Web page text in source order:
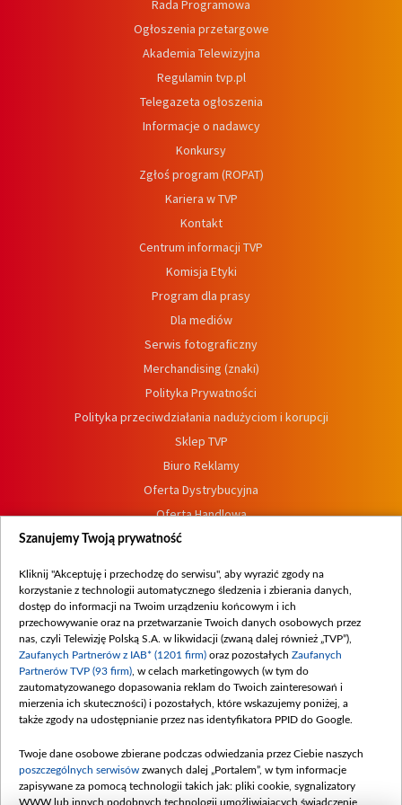
Rada Programowa
Ogłoszenia przetargowe
Akademia Telewizyjna
Regulamin tvp.pl
Telegazeta ogłoszenia
Informacje o nadawcy
Konkursy
Zgłoś program (ROPAT)
Kariera w TVP
Kontakt
Centrum informacji TVP
Komisja Etyki
Program dla prasy
Dla mediów
Serwis fotograficzny
Merchandising (znaki)
Polityka Prywatności
Polityka przeciwdziałania nadużyciom i korupcji
Sklep TVP
Biuro Reklamy
Oferta Dystrybucyjna
Oferta Handlowa
Dostępność
Procedura zgłoszeń wewnętrznych
Szanujemy Twoją prywatność
Kliknij "Akceptuję i przechodzę do serwisu", aby wyrazić zgody na
korzystanie z technologii automatycznego śledzenia i zbierania danych,
dostęp do informacji na Twoim urządzeniu końcowym i ich
przechowywanie oraz na przetwarzanie Twoich danych osobowych przez
nas, czyli Telewizję Polską S.A. w likwidacji (zwaną dalej również „TVP”),
Zaufanych Partnerów z IAB* (1201 firm) oraz pozostałych Zaufanych
Partnerów TVP (93 firm) , w celach marketingowych (w tym do
zautomatyzowanego dopasowania reklam do Twoich zainteresowań i
mierzenia ich skuteczności) i pozostałych, które wskazujemy poniżej, a
także zgody na udostępnianie przez nas identyfikatora PPID do Google.
Twoje dane osobowe zbierane podczas odwiedzania przez Ciebie naszych
poszczególnych serwisów zwanych dalej „Portalem”, w tym informacje
zapisywane za pomocą technologii takich jak: pliki cookie, sygnalizatory
WWW lub innych podobnych technologii umożliwiających świadczenie